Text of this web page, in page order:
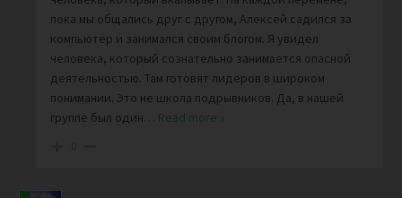
пока мы общались друг с другом, Алексей садился за
компьютер и занимался своим блогом. Я увидел
человека, который сознательно занимается опасной
деятельностью. Там готовят лидеров в широком
понимании. Это не школа подрывников. Да, в нашей
группе был один… Read more »